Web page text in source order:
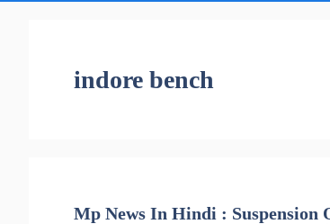
indore bench
Mp News In Hindi :